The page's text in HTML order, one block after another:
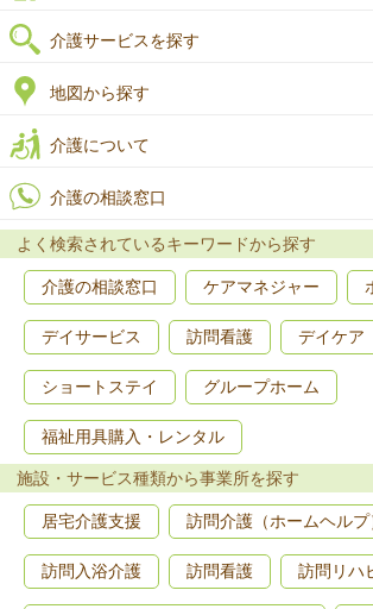
介護サービスを探す
地図から探す
介護について
介護の相談窓口
よく検索されているキーワードから探す
介護の相談窓口 ケアマネジャー
デイサービス 訪問看護 デイケア
ショートステイ グループホーム
福祉用具購入・レンタル
施設・サービス種類から事業所を探す
居宅介護支援 訪問介護（ホームヘルプ
訪問入浴介護 訪問看護 訪問リハ